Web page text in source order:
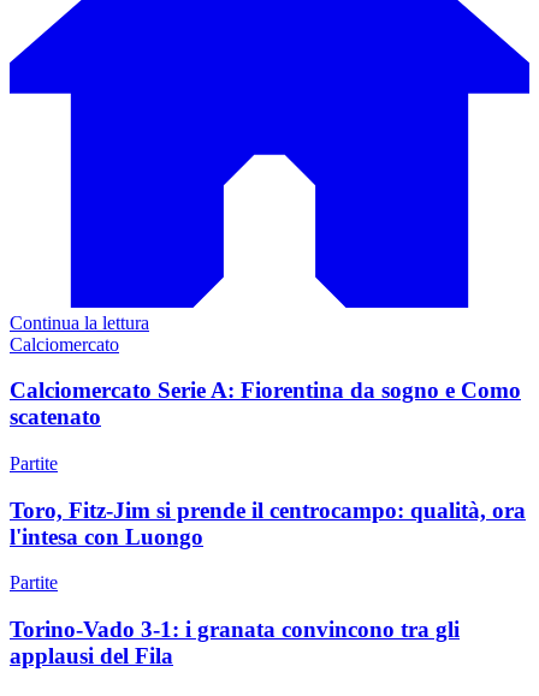
Continua la lettura
Calciomercato
Calciomercato Serie A: Fiorentina da sogno e Como
scatenato
Partite
Toro, Fitz-Jim si prende il centrocampo: qualità, ora
l'intesa con Luongo
Partite
Torino-Vado 3-1: i granata convincono tra gli
applausi del Fila